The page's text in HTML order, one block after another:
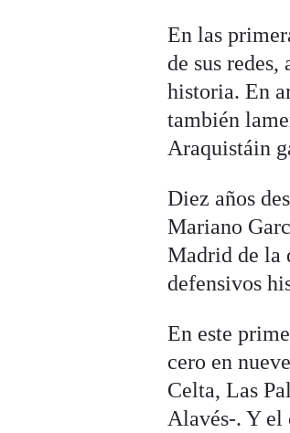
En las
de sus
historia. En
también
Araquistáin
Diez años
Mariano
Madrid de la
defensivos
En este
cero en
Celta, Las
Alavés-. Y el